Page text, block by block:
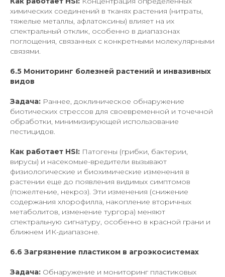
химических соединений в тканях растения (нитраты,
тяжелые металлы, афлатоксины) влияет на их
спектральный отклик, особенно в диапазонах
поглощения, связанных с конкретными молекулярными
связями.
6.5 Мониторинг болезней растений и инвазивных
видов
Задача: Раннее, доклиническое обнаружение
биотических стрессов для своевременной и точечной
обработки, минимизирующей использование
пестицидов.
Как работает HSI: Патогены (грибки, бактерии,
вирусы) и насекомые-вредители вызывают
физиологические и биохимические изменения в
растении еще до появления видимых симптомов
(пожелтение, некроз). Эти изменения (снижение
содержания хлорофилла, накопление вторичных
метаболитов, изменение тургора) меняют
спектральную сигнатуру, особенно в красной грани и
ближнем ИК-диапазоне.
6.6 Загрязнение пластиком в агроэкосистемах
Задача: Обнаружение и мониторинг пластиковых